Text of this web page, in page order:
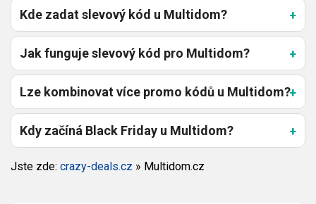
Kde zadat slevový kód u Multidom?
Jak funguje slevový kód pro Multidom?
Lze kombinovat více promo kódů u Multidom?
Kdy začíná Black Friday u Multidom?
Jste zde: crazy-deals.cz » Multidom.cz